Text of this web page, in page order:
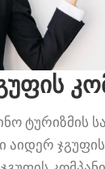
ტურიზმის